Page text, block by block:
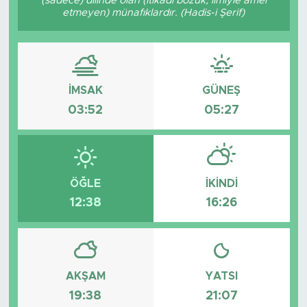
etmeyen) münafıklardır. (Hadis-i Şerif)
İMSAK
03:52
GÜNEŞ
05:27
ÖĞLE
12:38
İKINDI
16:26
AKŞAM
19:38
YATSI
21:07
Resmi İlanlar
Söyleşi
Foto Şaka
Teknoloji
Politika